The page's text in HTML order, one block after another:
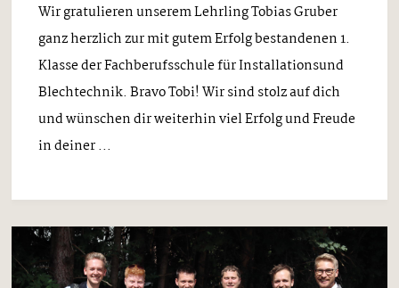
Wir gratulieren unserem Lehrling Tobias Gruber
ganz herzlich zur mit gutem Erfolg bestandenen 1.
Klasse der Fachberufsschule für Installationsund
Blechtechnik. Bravo Tobi! Wir sind stolz auf dich
und wünschen dir weiterhin viel Erfolg und Freude
in deiner ...